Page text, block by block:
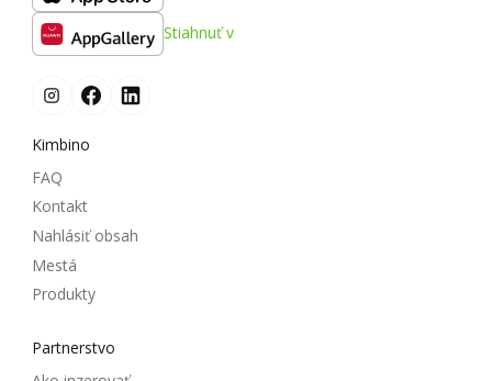
Stiahnuť v
Kimbino
FAQ
Kontakt
Nahlásiť obsah
Mestá
Produkty
Partnerstvo